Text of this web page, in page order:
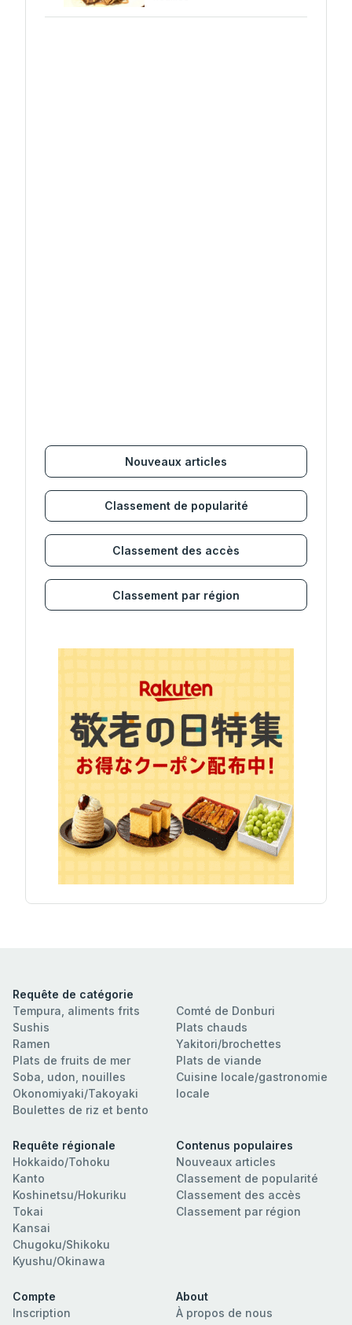
Nouveaux articles
Classement de popularité
Classement des accès
Classement par région
Requête de catégorie
Tempura, aliments frits
Sushis
Ramen
Plats de fruits de mer
Soba, udon, nouilles
Okonomiyaki/Takoyaki
Boulettes de riz et bento
Comté de Donburi
Plats chauds
Yakitori/brochettes
Plats de viande
Cuisine locale/gastronomie
locale
Requête régionale
Hokkaido/Tohoku
Kanto
Koshinetsu/Hokuriku
Tokai
Kansai
Chugoku/Shikoku
Kyushu/Okinawa
Contenus populaires
Nouveaux articles
Classement de popularité
Classement des accès
Classement par région
Compte
Inscription
About
À propos de nous